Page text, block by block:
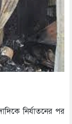
নির্যাতনের পর